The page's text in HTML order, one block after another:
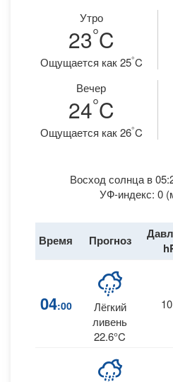
Утро
23°C
Ощущается как 25°C
Вечер
24°C
Ощущается как 26°C
Восход солнца в
УФ-индекс: 0
Время Прогноз
04:00
Лёгкий
ливень
22.6°C